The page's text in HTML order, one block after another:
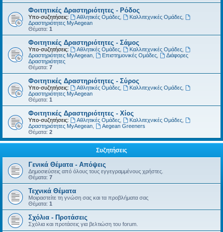
Φοιτητικές Δραστηριότητες - Ρόδος
Υπο-συζητήσεις: Αθλητικές Ομάδες, Καλλιτεχνικές Ομάδες,
Δραστηριότητες MyAegean
Θέματα: 1
Φοιτητικές Δραστηριότητες - Σάμος
Υπο-συζητήσεις: Αθλητικές Ομάδες, Καλλιτεχνικές Ομάδες,
Δραστηριότητες MyAegean
Επιστημονικές Ομάδες,
Διάφορες
Δραστηριότητες
Θέματα: 7
Φοιτητικές Δραστηριότητες - Σύρος
Υπο-συζητήσεις: Αθλητικές Ομάδες, Καλλιτεχνικές Ομάδες,
Δραστηριότητες MyAegean
Θέματα: 1
Φοιτητικές Δραστηριότητες - Χίος
Υπο-συζητήσεις: Αθλητικές Ομάδες, Καλλιτεχνικές Ομάδες,
Δραστηριότητες MyAegean
Aegean Greeners
Θέματα: 2
Συζητήσεις
Γενικά Θέματα - Απόψεις
Δημοσιεύσεις από όλους τους εγγεγραμμένους χρήστες.
Θέματα: 7
Τεχνικά Θέματα
Μοιραστείτε τη γνώση σας και τα προβλήματα σας
Θέματα: 1
Σχόλια - Προτάσεις
Σχόλια και προτάσεις για βελτιώση του forum.